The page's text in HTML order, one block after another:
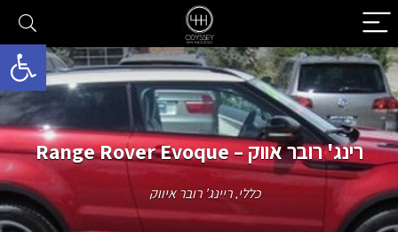
פתח
רינג' רובר אווק – Range Rover Evoque
כללי,ריינג' רובר איווק